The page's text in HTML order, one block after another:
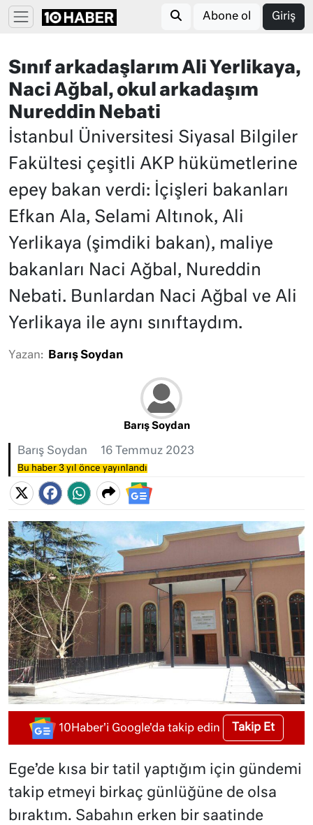
Abone ol Giriş
Sınıf arkadaşlarım Ali Yerlikaya,
Naci Ağbal, okul arkadaşım
Nureddin Nebati
İstanbul Üniversitesi Siyasal Bilgiler
Fakültesi çeşitli AKP hükümetlerine
epey bakan verdi: İçişleri bakanları
Efkan Ala, Selami Altınok, Ali
Yerlikaya (şimdiki bakan), maliye
bakanları Naci Ağbal, Nureddin
Nebati. Bunlardan Naci Ağbal ve Ali
Yerlikaya ile aynı sınıftaydım.
Yazan: Barış Soydan
Barış Soydan
Barış Soydan 16 Temmuz 2023
Bu haber 3 yıl önce yayınlandı
10Haber'i Google'da takip edin Takip Et
Ege’de kısa bir tatil yaptığım için gündemi
takip etmeyi birkaç günlüğüne de olsa
bıraktım. Sabahın erken bir saatinde